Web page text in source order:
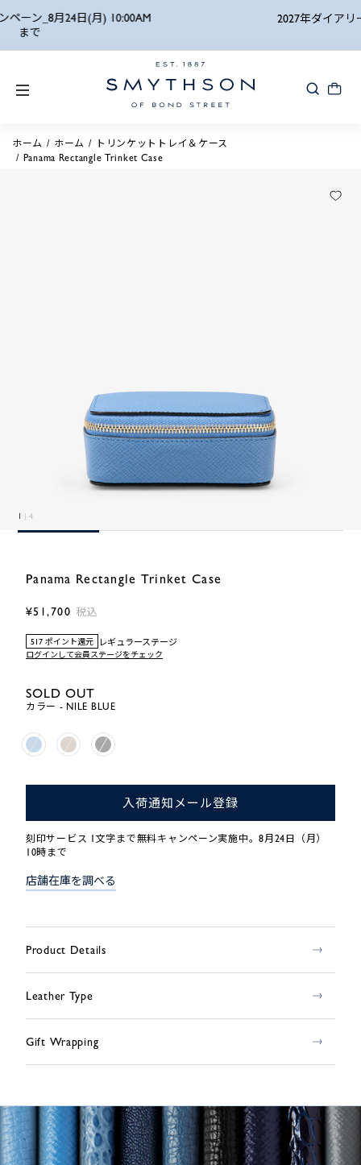
2027年ダイアリー_先行予約8.24(月)10:00まで
ホーム ホーム
トリンケットトレイ＆ケース
Panama Rectangle Trinket Case
1 | 4
Panama Rectangle Trinket Case
¥51,700 税込
517 ポイント還元 レギュラーステージ
ログインして会員ステージをチェック
SOLD OUT
カラー - NILE BLUE
入荷通知メール登録
刻印サービス 1文字まで無料キャンペーン実施中。8月24日（月）
10時まで
店舗在庫を調べる
Product Details
Leather Type
Gift Wrapping